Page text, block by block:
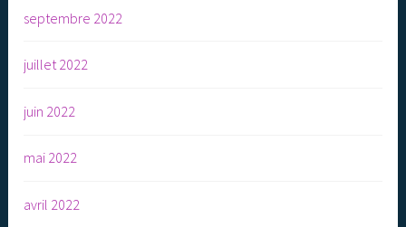
septembre 2022
juillet 2022
juin 2022
mai 2022
avril 2022